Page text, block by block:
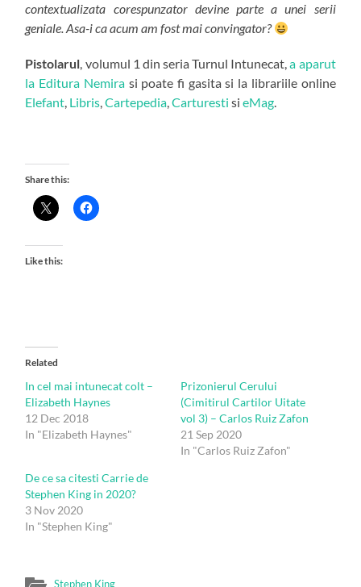
contextualizata corespunzator devine parte a unei serii
geniale. Asa-i ca acum am fost mai convingator?
Pistolarul, volumul 1 din seria Turnul Intunecat,a aparut
la Editura Nemirasi poate fi gasita si la librariile online
Elefant, Libris,Cartepedia,Carturesti sieMag.
Share this:
Like this:
Related
In cel mai intunecat colt –
Elizabeth Haynes
12 Dec 2018
In "Elizabeth Haynes"
Prizonierul Cerului
(Cimitirul Cartilor Uitate
vol 3) – Carlos Ruiz Zafon
21 Sep 2020
In "Carlos Ruiz Zafon"
De ce sa citesti Carrie de
Stephen King in 2020?
3 Nov 2020
In "Stephen King"
Stephen King